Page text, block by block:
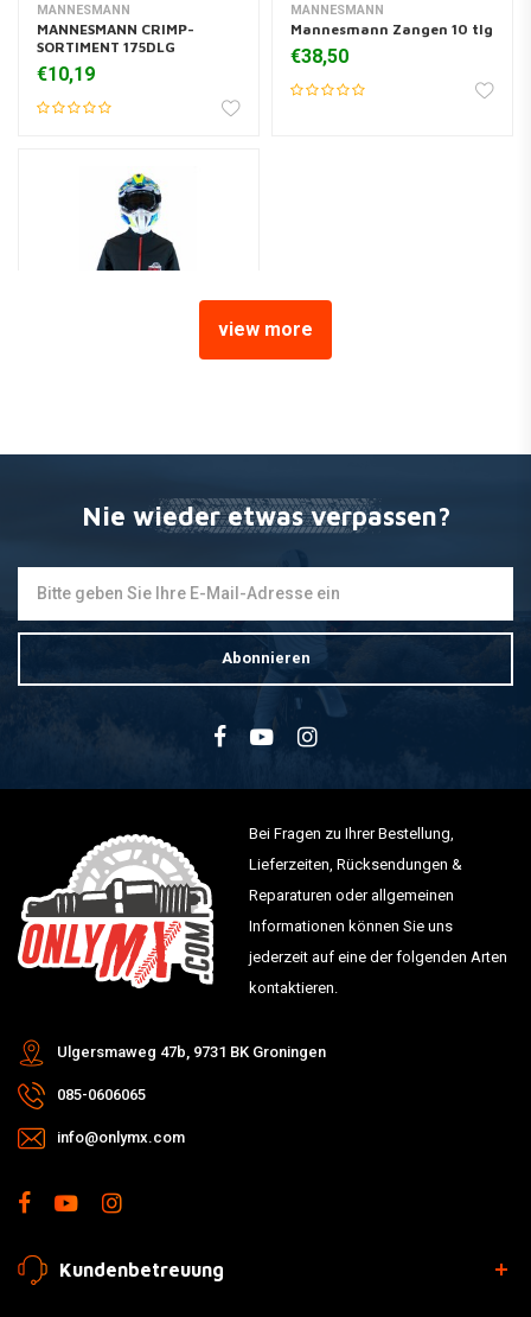
MANNESMANN
MANNESMANN CRIMP-
SORTIMENT 175DLG
€10,19
MANNESMANN
Mannesmann Zangen 10 tlg
€38,50
Rot/Schwarz
view more
Nie wieder etwas verpassen?
Abonnieren
Bei Fragen zu Ihrer Bestellung,
Lieferzeiten, Rücksendungen &
Reparaturen oder allgemeinen
Informationen können Sie uns
jederzeit auf eine der folgenden Arten
kontaktieren.
Ulgersmaweg 47b, 9731 BK Groningen
085-0606065
info@onlymx.com
Kundenbetreuung